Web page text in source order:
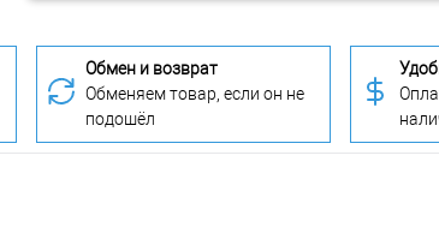
Обмен и возврат
Обменяем товар, если он не
подошёл